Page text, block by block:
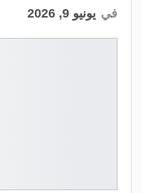
في يونيو 9, 2026